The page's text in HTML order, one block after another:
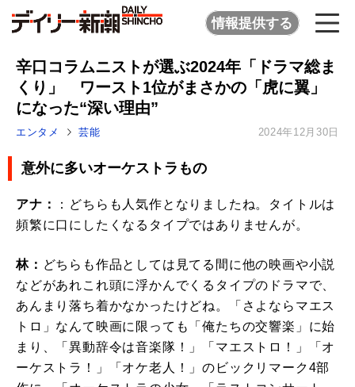
情報提供する
辛口コラムニストが選ぶ2024年「ドラマ総ま
くり」 ワースト1位がまさかの「虎に翼」
になった“深い理由”
エンタメ 芸能 2024年12月30日
意外に多いオーケストラもの
アナ：
：どちらも人気作となりましたね。タイトルは
頻繁に口にしたくなるタイプではありませんが。
林： どちらも作品としては見てる間に他の映画や小説
などがあれこれ頭に浮かんでくるタイプのドラマで、
あんまり落ち着かなかったけどね。「さよならマエス
トロ」なんて映画に限っても「俺たちの交響楽」に始
まり、「異動辞令は音楽隊！」「マエストロ！」「オ
ーケストラ！」「オケ老人！」のビックリマーク4部